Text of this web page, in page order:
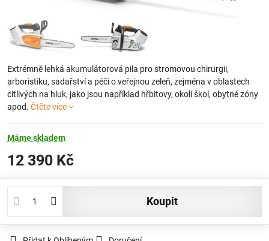
Extrémně lehká akumulátorová pila pro stromovou chirurgii,
arboristiku, sadařství a péči o veřejnou zeleň, zejména v oblastech
citlivých na hluk, jako jsou například hřbitovy, okolí škol, obytné zóny
apod. Čtěte více
Máme skladem
12 390 Kč
koupit